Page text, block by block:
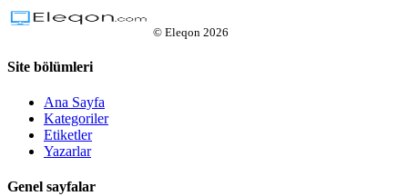
© Eleqon 2026
Site bölümleri
Ana Sayfa
Kategoriler
Etiketler
Yazarlar
Genel sayfalar